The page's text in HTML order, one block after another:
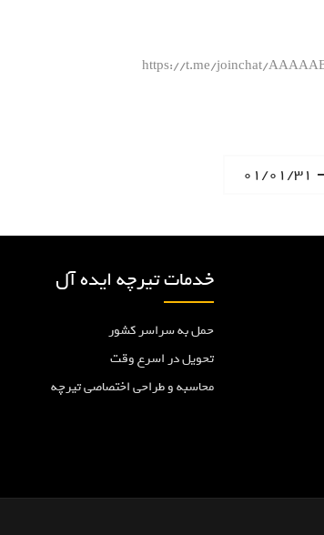
https://t.me/joinchat/
خدمات تیرچه ایده آل
حمل به سراسر کشور
تحویل در اسرع وقت
محاسبه و طراحی اختصاصی تیرچه